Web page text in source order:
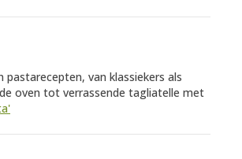
van klassiekers als
oven tot verrassende tagliatelle met